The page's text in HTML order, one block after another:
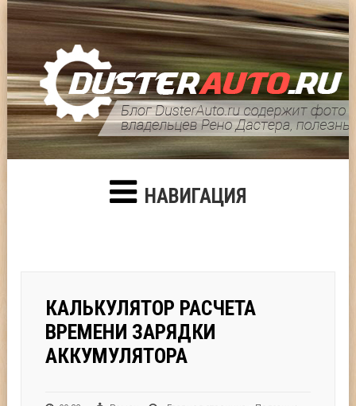
НАВИГАЦИЯ
КАЛЬКУЛЯТОР РАСЧЕТА
ВРЕМЕНИ ЗАРЯДКИ
АККУМУЛЯТОРА